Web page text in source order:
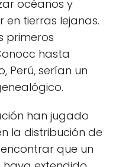
océanos y
tierras lejanas.
primeros
hasta
Perú, serían un
han jugado
la distribución de
que un